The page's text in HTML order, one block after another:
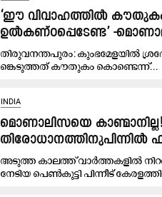
‘ഈ വിവാഹത്തിൽ കൗതുകം
ഉൽകണ്ഠപ്പെടേണ്ട’ -
തിരുവനന്തപുരം: കുംഭമേളയിൽ
ങ്കെടുത്തത് കൗതുകം ​കൊണ്ടെന്ന്...
INDIA
മൊണാലിസയെ
തിരോധാനത്തിനുപിന്നിൽ
അടുത്ത കാലത്ത് വാർത്തകളിൽ
നേടിയ പെൺകുട്ടി പിന്നീട്